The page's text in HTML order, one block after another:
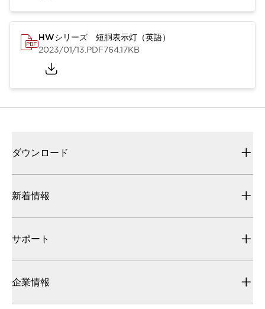
HWシリーズ 短胴表示灯（英語）
2023/01/13.PDF764.17KB
ダウンロード
新着情報
サポート
企業情報